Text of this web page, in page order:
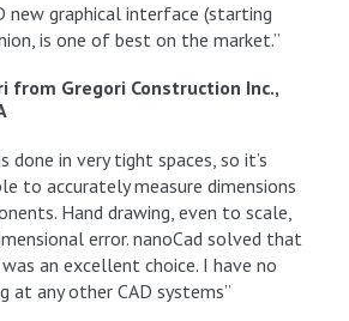
new graphical interface (starting
is one of best on the market.”
from Gregori Construction Inc.,
done in very tight spaces, so it’s
to accurately measure dimensions
Hand drawing, even to scale,
error. nanoCad solved that
an excellent choice. I have no
any other CAD systems”